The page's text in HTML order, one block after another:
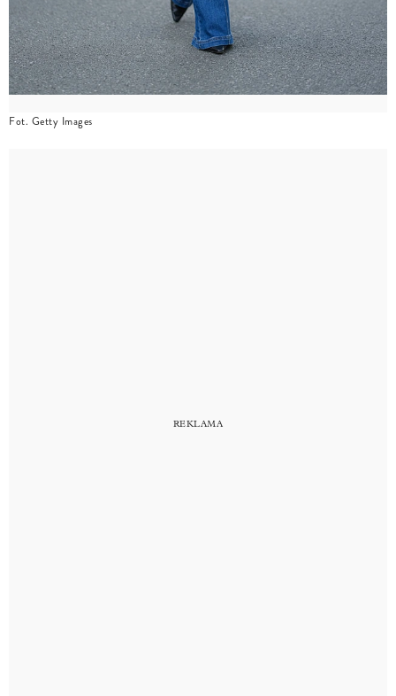
Fot. Getty Images